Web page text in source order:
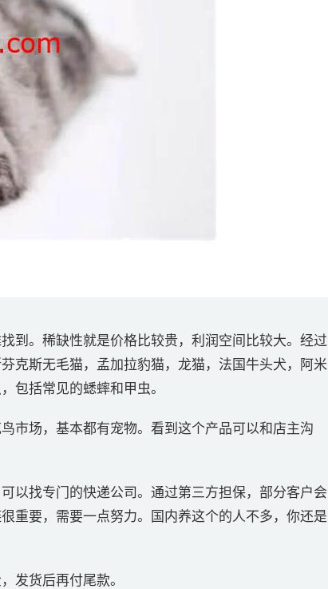
到。稀缺性就是价格比较贵，利润空间比较大。经过
克斯无毛猫，孟加拉豹猫，龙猫，法国牛头犬，阿米
包括常见的蟋蟀和甲虫。
市场，基本都有宠物。看到这个产品可以和店主沟
以找专门的快递公司。通过第三方担保，部分客户会
重要，需要一点努力。国内养这个的人不多，你还是
发货后再付尾款。